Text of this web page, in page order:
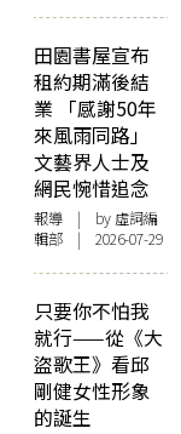
田園書屋宣布
租約期滿後結
業 「感謝50年
來風雨同路」
文藝界人士及
網民惋惜追念
報導 | by 虛詞編
輯部 | 2026-07-29
只要你不怕我
就行——從《大
盜歌王》看邱
剛健女性形象
的誕生